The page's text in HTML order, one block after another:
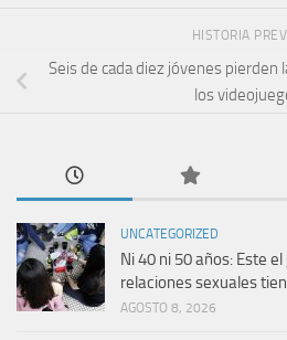
HISTORIA
Seis de cada diez jóvenes pierden
los
UNCATEGORIZED
Ni 40 ni 50 años: Este
relaciones sexuales
AGOSTO 8, 2026